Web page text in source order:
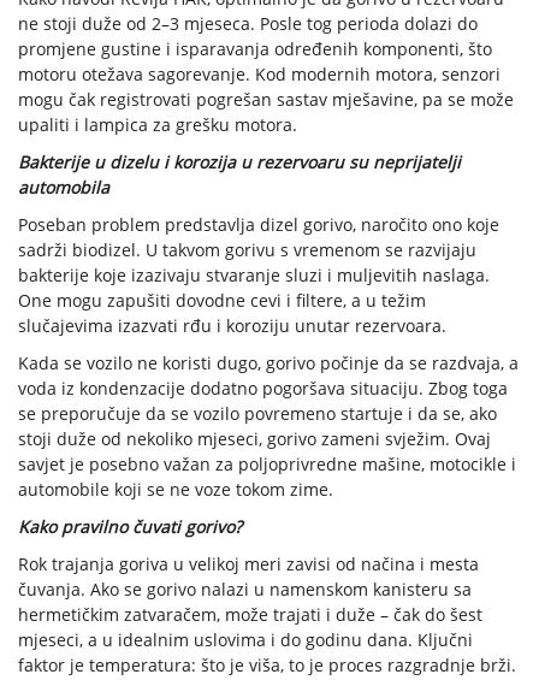
ne stoji duže od 2–3 mjeseca. Posle tog perioda dolazi do
promjene gustine i isparavanja određenih komponenti, što
motoru otežava sagorevanje. Kod modernih motora, senzori
mogu čak registrovati pogrešan sastav mješavine, pa se može
upaliti i lampica za grešku motora.
Bakterije u dizelu i korozija u rezervoaru su neprijatelji
automobila
Poseban problem predstavlja dizel gorivo, naročito ono koje
sadrži biodizel. U takvom gorivu s vremenom se razvijaju
bakterije koje izazivaju stvaranje sluzi i muljevitih naslaga.
One mogu zapušiti dovodne cevi i filtere, a u težim
slučajevima izazvati rđu i koroziju unutar rezervoara.
Kada se vozilo ne koristi dugo, gorivo počinje da se razdvaja, a
voda iz kondenzacije dodatno pogoršava situaciju. Zbog toga
se preporučuje da se vozilo povremeno startuje i da se, ako
stoji duže od nekoliko mjeseci, gorivo zameni svježim. Ovaj
savjet je posebno važan za poljoprivredne mašine, motocikle i
automobile koji se ne voze tokom zime.
Kako pravilno čuvati gorivo?
Rok trajanja goriva u velikoj meri zavisi od načina i mesta
čuvanja. Ako se gorivo nalazi u namenskom kanisteru sa
hermetičkim zatvaračem, može trajati i duže – čak do šest
mjeseci, a u idealnim uslovima i do godinu dana. Ključni
faktor je temperatura: što je viša, to je proces razgradnje brži.